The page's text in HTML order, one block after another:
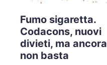
Fumo sigaretta.
Codacons, nuovi
divieti, ma ancora
non basta